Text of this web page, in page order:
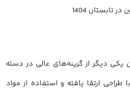
گزینه‌های عالی در دسته
یافته و استفاده از مواد